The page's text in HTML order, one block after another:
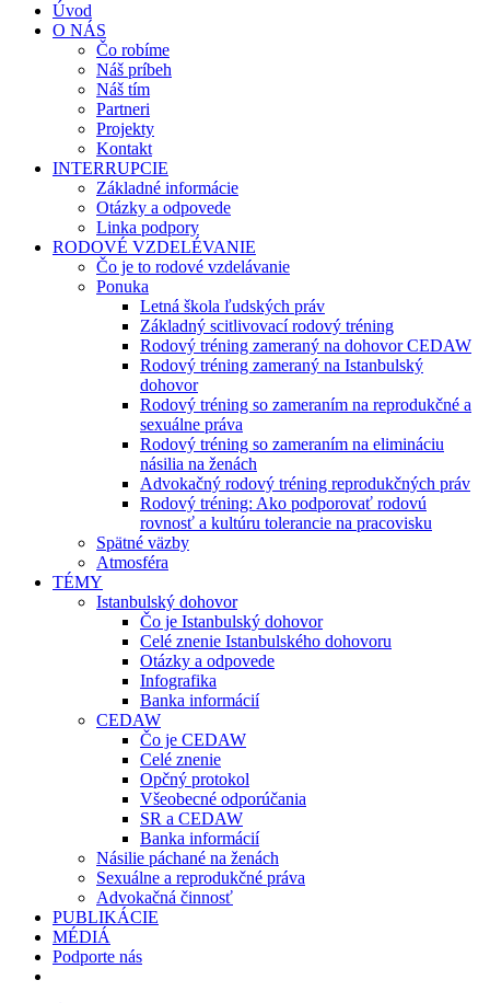
Úvod
O NÁS
Čo robíme
Náš príbeh
Náš tím
Partneri
Projekty
Kontakt
INTERRUPCIE
Základné informácie
Otázky a odpovede
Linka podpory
RODOVÉ VZDELÉVANIE
Čo je to rodové vzdelávanie
Ponuka
Letná škola ľudských práv
Základný scitlivovací rodový tréning
Rodový tréning zameraný na dohovor CEDAW
Rodový tréning zameraný na Istanbulský
dohovor
Rodový tréning so zameraním na reprodukčné a
sexuálne práva
Rodový tréning so zameraním na elimináciu
násilia na ženách
Advokačný rodový tréning reprodukčných práv
Rodový tréning: Ako podporovať rodovú
rovnosť a kultúru tolerancie na pracovisku
Spätné väzby
Atmosféra
TÉMY
Istanbulský dohovor
Čo je Istanbulský dohovor
Celé znenie Istanbulského dohovoru
Otázky a odpovede
Infografika
Banka informácií
CEDAW
Čo je CEDAW
Celé znenie
Opčný protokol
Všeobecné odporúčania
SR a CEDAW
Banka informácií
Násilie páchané na ženách
Sexuálne a reprodukčné práva
Advokačná činnosť
PUBLIKÁCIE
MÉDIÁ
Podporte nás